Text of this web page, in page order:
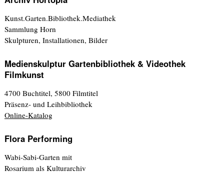
Kunst.Garten.Bibliothek.Mediathek
Sammlung Horn
Skulpturen, Installationen, Bilder
Medienskulptur Gartenbibliothek & Videothek
Filmkunst
4700 Buchtitel, 5800 Filmtitel
Präsenz- und Leihbibliothek
Online-Katalog
Flora Performing
Wabi-Sabi-Garten mit
Rosarium als Kulturarchiv